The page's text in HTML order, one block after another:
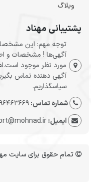
وبلاگ
پشتیبانی مهناد
توجه مهم: این
آگهی‌ها ! مشخصات و
مورد نظر موجود
آگهی دهنده تماس
سپاسگذاریم.
شماره تماس:
ایمیل:
تمام حقوق برای سایت